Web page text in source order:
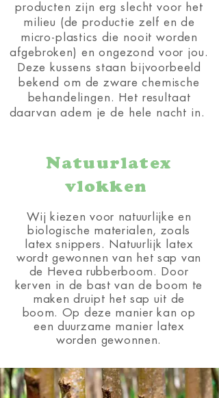
producten zijn erg slecht voor het
milieu (de productie zelf en de
micro-plastics die nooit worden
afgebroken) en ongezond voor jou.
Deze kussens staan bijvoorbeeld
bekend om de zware chemische
behandelingen. Het resultaat
daarvan adem je de hele nacht in.
Natuurlatex
vlokken
Wij kiezen voor natuurlijke en
biologische materialen, zoals
latex snippers. Natuurlijk latex
wordt gewonnen van het sap van
de Hevea rubberboom. Door
kerven in de bast van de boom te
maken druipt het sap uit de
boom. Op deze manier kan op
een duurzame manier latex
worden gewonnen.